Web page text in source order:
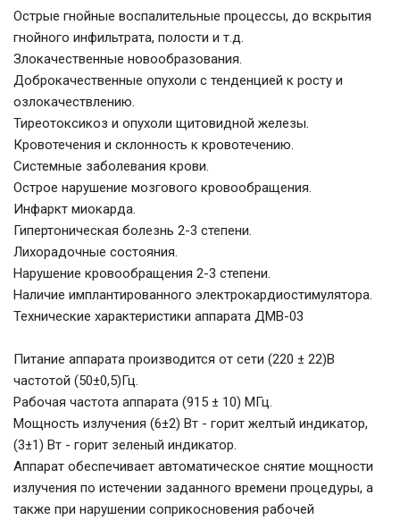
Острые гнойные воспалительные процессы, до вскрытия
гнойного инфильтрата, полости и т.д.
Злокачественные новообразования.
Доброкачественные опухоли с тенденцией к росту и
озлокачествлению.
Тиреотоксикоз и опухоли щитовидной железы.
Кровотечения и склонность к кровотечению.
Системные заболевания крови.
Острое нарушение мозгового кровообращения.
Инфаркт миокарда.
Гипертоническая болезнь 2-3 степени.
Лихорадочные состояния.
Нарушение кровообращения 2-3 степени.
Наличие имплантированного электрокардиостимулятора.
Технические характеристики аппарата ДМВ-03
Питание аппарата производится от сети (220 ± 22)В
частотой (50±0,5)Гц.
Рабочая частота аппарата (915 ± 10) МГц.
Мощность излучения (6±2) Вт - горит желтый индикатор,
(3±1) Вт - горит зеленый индикатор.
Аппарат обеспечивает автоматическое снятие мощности
излучения по истечении заданного времени процедуры, а
также при нарушении соприкосновения рабочей